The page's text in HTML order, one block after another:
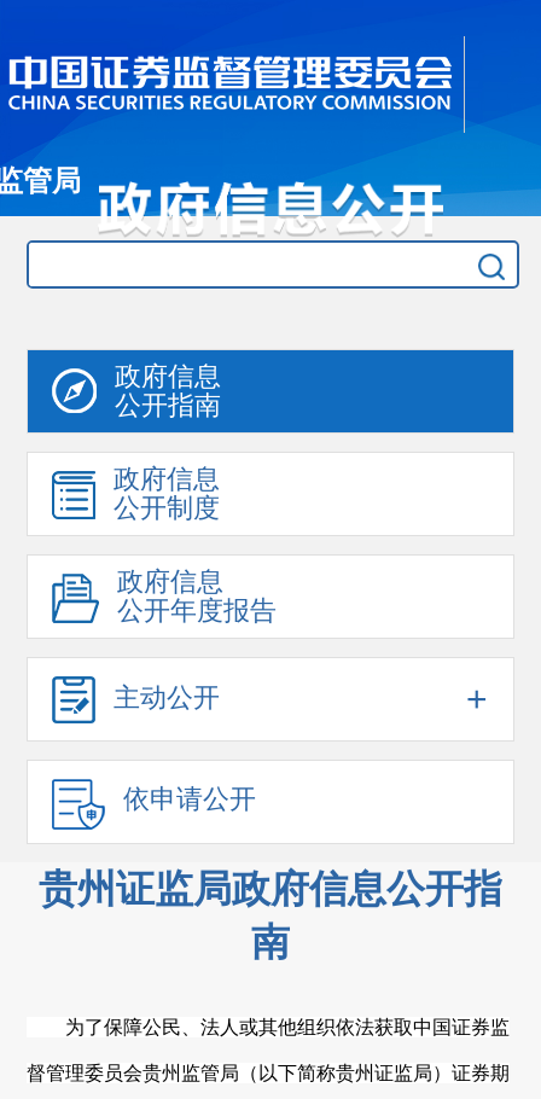
管局
政府信息
公开指南
政府信息
公开制度
政府信息
公开年度报告
主动公开 +
依申请公开
贵州证监局政府信息公开指
南
为了保障公民、法人或其他组织依法获取中国证券监
督管理委员会贵州 监管局（以下简称贵州证监局）证券期